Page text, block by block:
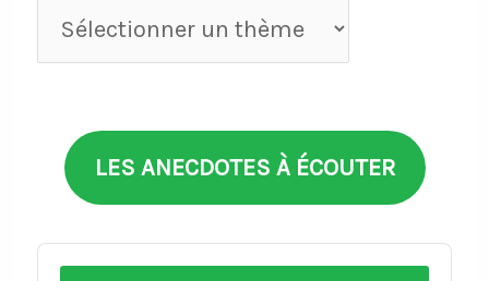
Anecdotes
par
LES ANECDOTES À ÉCOUTER
Audio
Player